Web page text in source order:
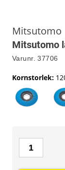
Mitsutomo
Mitsutomo
Varunr. 37706
Kornstorlek: